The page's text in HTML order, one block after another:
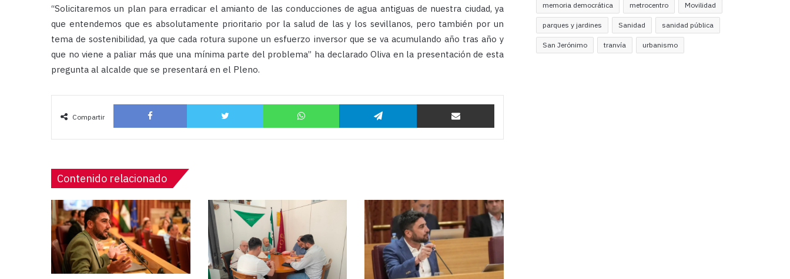
“Solicitaremos un plan para erradicar el amianto de las conducciones de agua antiguas de nuestra ciudad, ya
que entendemos que es absolutamente prioritario por la salud de las y los sevillanos, pero también por un
tema de sostenibilidad, ya que cada rotura supone un esfuerzo inversor que se va acumulando año tras año y
que no viene a paliar más que una mínima parte del problema” ha declarado Oliva en la presentación de esta
pregunta al alcalde que se presentará en el Pleno.
Compartir
Facebook Twitter WhatsApp Telegram Compartir por correo
Contenido relacionado
memoria democrática metrocentro Movilidad
parques y jardines Sanidad sanidad pública
San Jerónimo tranvía urbanismo